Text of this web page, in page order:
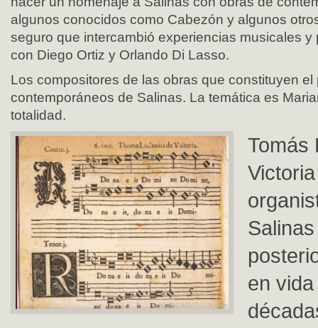
algunos conocidos como Cabezón y algunos
seguro que intercambió experiencias musicales y
con Diego Ortiz y Orlando Di Lasso.
Los compositores de las obras que constituyen el
contemporáneos de Salinas. La temática es
totalidad.
Tomás
en